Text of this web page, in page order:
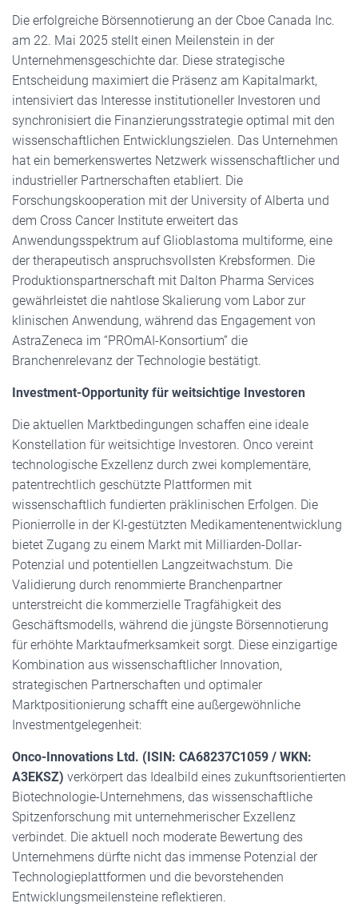
Die erfolgreiche Börsennotierung an der Cboe Canada Inc.
am 22. Mai 2025 stellt einen Meilenstein in der
Unternehmensgeschichte dar. Diese strategische
Entscheidung maximiert die Präsenz am Kapitalmarkt,
intensiviert das Interesse institutioneller Investoren und
synchronisiert die Finanzierungsstrategie optimal mit den
wissenschaftlichen Entwicklungszielen. Das Unternehmen
hat ein bemerkenswertes Netzwerk wissenschaftlicher und
industrieller Partnerschaften etabliert. Die
Forschungskooperation mit der University of Alberta und
dem Cross Cancer Institute erweitert das
Anwendungsspektrum auf Glioblastoma multiforme, eine
der therapeutisch anspruchsvollsten Krebsformen. Die
Produktionspartnerschaft mit Dalton Pharma Services
gewährleistet die nahtlose Skalierung vom Labor zur
klinischen Anwendung, während das Engagement von
AstraZeneca im “PROmAI-Konsortium” die
Branchenrelevanz der Technologie bestätigt.
Investment-Opportunity für weitsichtige Investoren
Die aktuellen Marktbedingungen schaffen eine ideale
Konstellation für weitsichtige Investoren. Onco vereint
technologische Exzellenz durch zwei komplementäre,
patentrechtlich geschützte Plattformen mit
wissenschaftlich fundierten präklinischen Erfolgen. Die
Pionierrolle in der KI-gestützten Medikamentenentwicklung
bietet Zugang zu einem Markt mit Milliarden-Dollar-
Potenzial und potentiellen Langzeitwachstum. Die
Validierung durch renommierte Branchenpartner
unterstreicht die kommerzielle Tragfähigkeit des
Geschäftsmodells, während die jüngste Börsennotierung
für erhöhte Marktaufmerksamkeit sorgt. Diese einzigartige
Kombination aus wissenschaftlicher Innovation,
strategischen Partnerschaften und optimaler
Marktpositionierung schafft eine außergewöhnliche
Investmentgelegenheit:
Onco-Innovations Ltd. (ISIN: CA68237C1059 / WKN:
A3EKSZ) verkörpert das Idealbild eines zukunftsorientierten
Biotechnologie-Unternehmens, das wissenschaftliche
Spitzenforschung mit unternehmerischer Exzellenz
verbindet. Die aktuell noch moderate Bewertung des
Unternehmens dürfte nicht das immense Potenzial der
Technologieplattformen und die bevorstehenden
Entwicklungsmeilensteine reflektieren.